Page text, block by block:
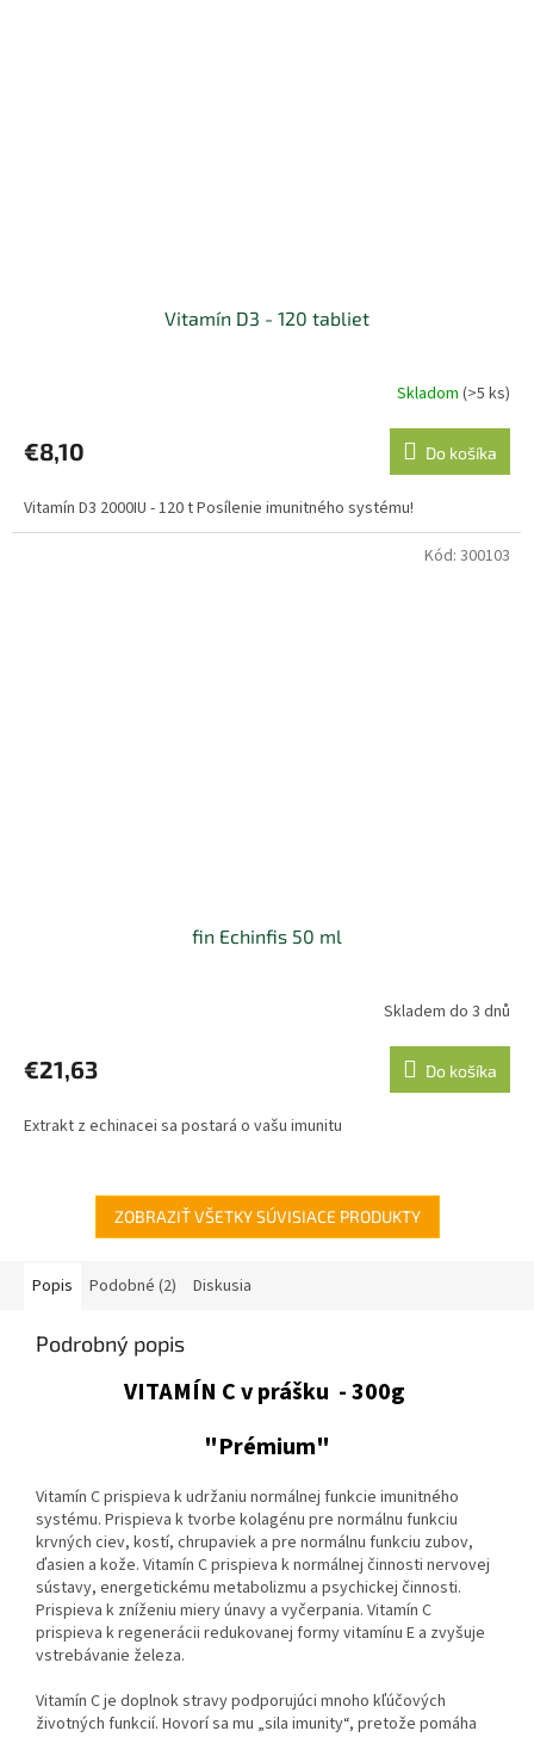
Vitamín D3 - 120 tabliet
produktu
je
z
5
Skladom(>5 ks)
€8,10 Do košíka
Vitamín D3 2000IU - 120 t Posílenie imunitného systému!
fin Echinfis 50 ml
Skladem do 3 dnů
€21,63 Do košíka
Extrakt z echinacei sa postará o vašu imunitu
Kód: 300103
ZOBRAZIŤ VŠETKY SÚVISIACE PRODUKTY
Popis Podobné (2) Diskusia
Podrobný popis
VITAMÍN C v prášku - 300g
"Prémium"
Vitamín C prispieva k udržaniu normálnej funkcie imunitného
systému. Prispieva k tvorbe kolagénu pre normálnu funkciu
krvných ciev, kostí, chrupaviek a pre normálnu funkciu zubov,
ďasien a kože. Vitamín C prispieva k normálnej činnosti nervovej
sústavy, energetickému metabolizmu a psychickej činnosti.
Prispieva k zníženiu miery únavy a vyčerpania. Vitamín C
prispieva k regenerácii redukovanej formy vitamínu E a zvyšuje
vstrebávanie železa.
Vitamín C je doplnok stravy podporujúci mnoho kľúčových
životných funkcií. Hovorí sa mu „sila imunity“, pretože pomáha